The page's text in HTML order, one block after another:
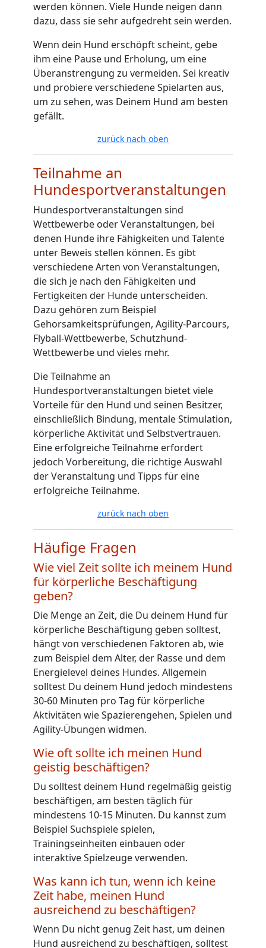
werden können. Viele Hunde neigen dann
dazu, dass sie sehr aufgedreht sein werden.
Wenn dein Hund erschöpft scheint, gebe
ihm eine Pause und Erholung, um eine
Überanstrengung zu vermeiden. Sei kreativ
und probiere verschiedene Spielarten aus,
um zu sehen, was Deinem Hund am besten
gefällt.
zurück nach oben
Teilnahme an
Hundesportveranstaltungen
Hundesportveranstaltungen sind
Wettbewerbe oder Veranstaltungen, bei
denen Hunde ihre Fähigkeiten und Talente
unter Beweis stellen können. Es gibt
verschiedene Arten von Veranstaltungen,
die sich je nach den Fähigkeiten und
Fertigkeiten der Hunde unterscheiden.
Dazu gehören zum Beispiel
Gehorsamkeitsprüfungen, Agility-Parcours,
Flyball-Wettbewerbe, Schutzhund-
Wettbewerbe und vieles mehr.
Die Teilnahme an
Hundesportveranstaltungen bietet viele
Vorteile für den Hund und seinen Besitzer,
einschließlich Bindung, mentale Stimulation,
körperliche Aktivität und Selbstvertrauen.
Eine erfolgreiche Teilnahme erfordert
jedoch Vorbereitung, die richtige Auswahl
der Veranstaltung und Tipps für eine
erfolgreiche Teilnahme.
zurück nach oben
Häufige Fragen
Wie viel Zeit sollte ich meinem Hund
für körperliche Beschäftigung
geben?
Die Menge an Zeit, die Du deinem Hund für
körperliche Beschäftigung geben solltest,
hängt von verschiedenen Faktoren ab, wie
zum Beispiel dem Alter, der Rasse und dem
Energielevel deines Hundes. Allgemein
solltest Du deinem Hund jedoch mindestens
30-60 Minuten pro Tag für körperliche
Aktivitäten wie Spazierengehen, Spielen und
Agility-Übungen widmen.
Wie oft sollte ich meinen Hund
geistig beschäftigen?
Du solltest deinem Hund regelmäßig geistig
beschäftigen, am besten täglich für
mindestens 10-15 Minuten. Du kannst zum
Beispiel Suchspiele spielen,
Trainingseinheiten einbauen oder
interaktive Spielzeuge verwenden.
Was kann ich tun, wenn ich keine
Zeit habe, meinen Hund
ausreichend zu beschäftigen?
Wenn Du nicht genug Zeit hast, um deinen
Hund ausreichend zu beschäftigen, solltest